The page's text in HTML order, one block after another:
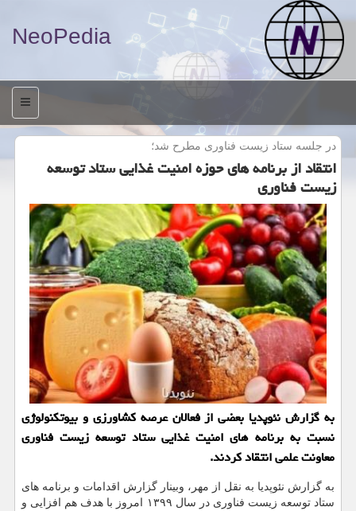
NeoPedia
منو
در جلسه ستاد زیست فناوری مطرح شد؛
انتقاد از برنامه های حوزه امنیت غذایی ستاد توسعه
زیست فناوری
به گزارش نئوپدیا بعضی از فعالان عرصه كشاورزی و بیوتكنولوژی
نسبت به برنامه های امنیت غذایی ستاد توسعه زیست فناوری
معاونت علمی انتقاد كردند.
به گزارش نئوپدیا به نقل از مهر، وبینار گزارش اقدامات و برنامه های
ستاد توسعه زیست فناوری در سال ۱۳۹۹ امروز با هدف هم افزایی و